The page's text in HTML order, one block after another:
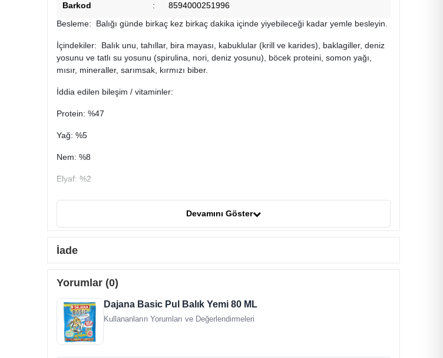
Barkod :
8594000251996
Besleme: Balığı günde birkaç kez birkaç dakika içinde yiyebileceği kadar yemle besleyin.
İçindekiler: Balık unu, tahıllar, bira mayası, kabuklular (krill ve karides), baklagiller, deniz
yosunu ve tatlı su yosunu (spirulina, nori, deniz yosunu), böcek proteini, somon yağı,
mısır, mineraller, sarımsak, kırmızı biber.
İddia edilen bileşim / vitaminler:
Protein: %47
Yağ: %5
Nem: %8
Elyaf: %2
A Vitamini: 25000 UI/kg
E Vitamini: 100 mg/kg
Devamını Göster
İade
Yorumlar (0)
Dajana Basic Pul Balık Yemi 80 ML
Kullananların Yorumları ve Değerlendirmeleri